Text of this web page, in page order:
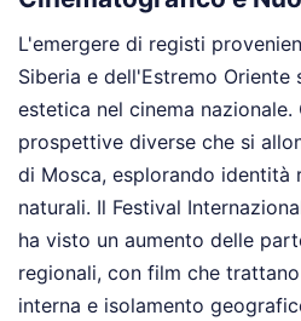
L'emergere di registi
Siberia e dell'Estremo
estetica nel cinema
prospettive diverse che si
di Mosca, esplorando identità
naturali. Il Festival
ha visto un aumento delle
regionali, con film che
interna e isolamento